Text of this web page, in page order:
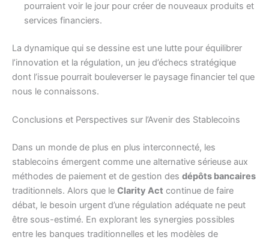
pourraient voir le jour pour créer de nouveaux produits et
services financiers.
La dynamique qui se dessine est une lutte pour équilibrer
l’innovation et la régulation, un jeu d’échecs stratégique
dont l’issue pourrait bouleverser le paysage financier tel que
nous le connaissons.
Conclusions et Perspectives sur l’Avenir des Stablecoins
Dans un monde de plus en plus interconnecté, les
stablecoins émergent comme une alternative sérieuse aux
méthodes de paiement et de gestion des dépôts bancaires
traditionnels. Alors que le Clarity Act continue de faire
débat, le besoin urgent d’une régulation adéquate ne peut
être sous-estimé. En explorant les synergies possibles
entre les banques traditionnelles et les modèles de